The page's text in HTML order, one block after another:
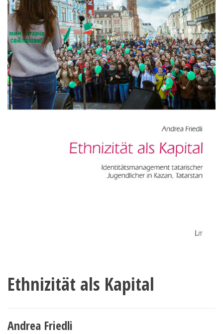
Ethnizität als Kapital
Andrea Friedli